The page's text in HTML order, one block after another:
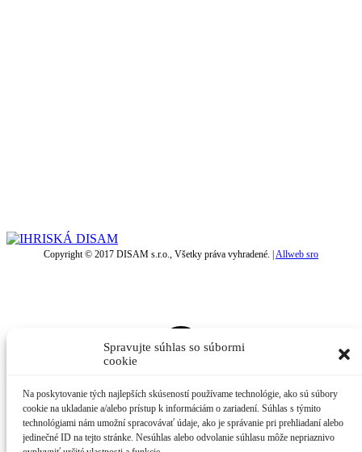
Spravujte súhlas so súbormi
cookie
Na poskytovanie tých najlepších skúseností používame technológie, ako sú súbory
cookie na ukladanie a/alebo prístup k informáciám o zariadení. Súhlas s týmito
technológiami nám umožní spracovávať údaje, ako je správanie pri prehliadaní alebo
jedinečné ID na tejto stránke. Nesúhlas alebo odvolanie súhlasu môže nepriaznivo
Copyright © 2017 DISAM s.r.o., Všetky práva vyhradené. |Allweb sro